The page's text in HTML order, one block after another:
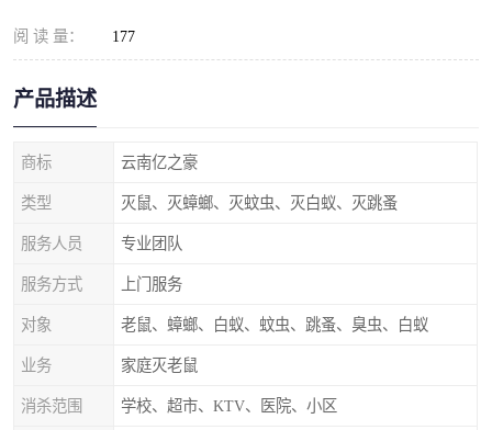
阅 读 量： 177
产品描述
商标 云南亿之豪
类型 灭鼠、灭蟑螂、灭蚊虫、灭白蚁、灭跳蚤
服务人员 专业团队
服务方式 上门服务
对象 老鼠、蟑螂、白蚁、蚊虫、跳蚤、臭虫、白蚁
业务 家庭灭老鼠
消杀范围 学校、超市、KTV、医院、小区